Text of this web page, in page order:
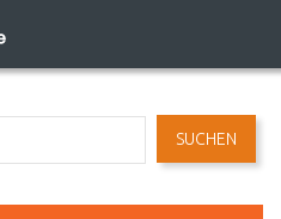
SUCHEN